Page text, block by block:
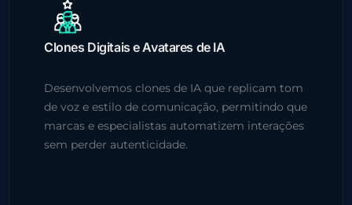
Clones Digitais e Avatares de IA
Desenvolvemos clones de IA que replicam tom
de voz e estilo de comunicação, permitindo que
marcas e especialistas automatizem interações
sem perder autenticidade.